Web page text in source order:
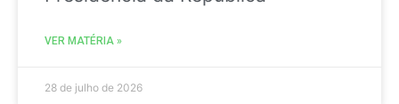
VER MATÉRIA »
28 de julho de 2026